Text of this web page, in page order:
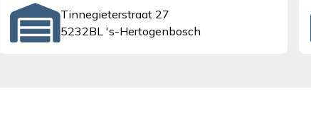
Tinnegieterstraat 27
5232BL 's-Hertogenbosch